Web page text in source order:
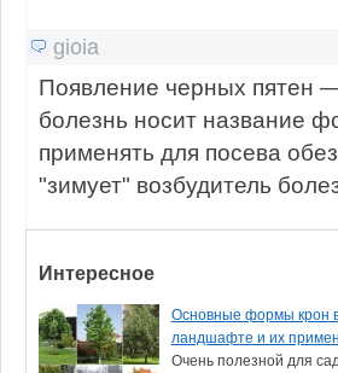
gioia
Появление черных пятен
болезнь носит название
применять для посева
"зимует" возбудитель
Интересное
Основные формы крон
ландшафте и их
Очень полезной для